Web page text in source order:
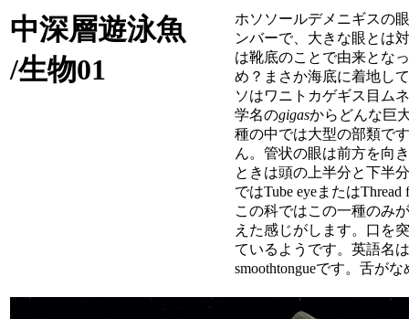
中深層遊泳魚
/生物01
ホソソールデメニギスの
ンバーで、大きな眼とは
は靴底のことで由来とな
め？まさか海底に着地し
ソはワニトカゲギス目ム
学名のgigasからどんな巨
種の中では大型の部類で
ん。管状の眼は前方を向
ときは頭の上半分と下半
ではTube eyeまたはThread
この科ではこの一種のみ
えた感じがします。口を
ているようです。英語名は
smoothtongueです。舌がな